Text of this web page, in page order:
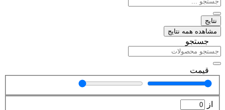
...
نتایج
مشاهده همه نتایج
جستجو
قیمت
از